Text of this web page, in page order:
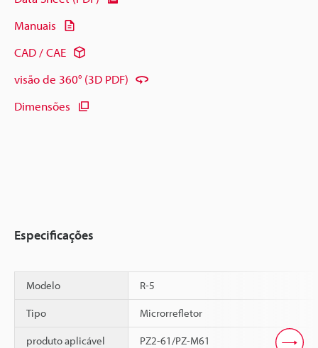
Manuais
CAD / CAE
visão de 360° (3D PDF)
Dimensões
Especificações
Modelo R-5
Tipo Microrrefletor
produto aplicável PZ2-61/PZ-M61